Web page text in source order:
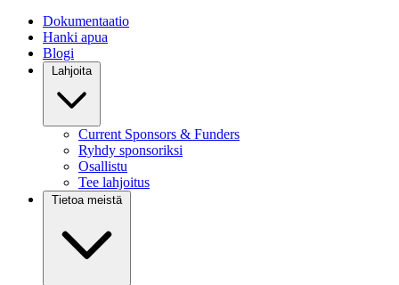
Dokumentaatio
Hanki apua
Blogi
Lahjoita
Current Sponsors & Funders
Ryhdy sponsoriksi
Osallistu
Tee lahjoitus
Tietoa meistä